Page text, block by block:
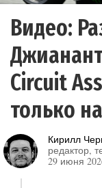
Видео:
Circuit
только
Кирилл
редактор,
29 июня